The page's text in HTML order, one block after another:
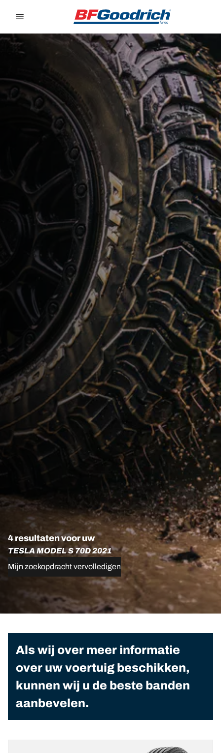
4 resultaten voor uw
TESLA MODEL S 70D 2021
Mijn zoekopdracht vervolledigen
Als wij over meer informatie
over uw voertuig beschikken,
kunnen wij u de beste banden
aanbevelen.